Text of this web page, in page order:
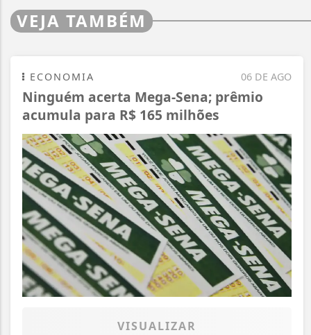
VEJA TAMBÉM
06 DE AGO
ECONOMIA
Ninguém acerta Mega-Sena; prêmio
acumula para R$ 165 milhões
VISUALIZAR